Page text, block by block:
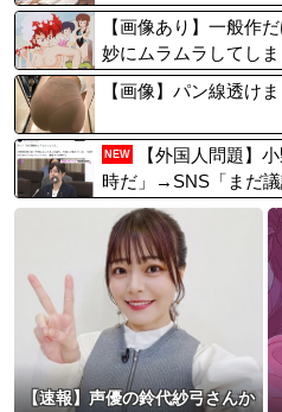
【画像あり】一般作
妙にムラムラしてし
【画像】パン線透け
NEW
【外国人問題】
時だ」→SNS「まだ
小野田大臣「これが
仕事していた！
【速報】声優の鈴代紗弓さんか